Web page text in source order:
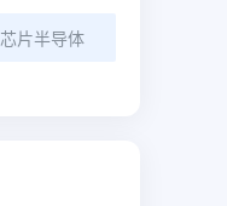
芯片半导体